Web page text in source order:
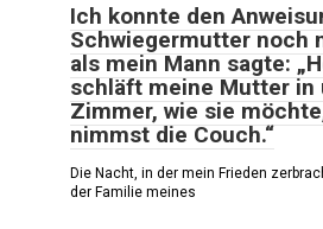
Ich konnte den
Schwiegermutter noch
als mein Mann sagte:
schläft meine Mutter in
Zimmer, wie sie
nimmst die Couch.“
Die Nacht, in der mein Frieden
der Familie meines